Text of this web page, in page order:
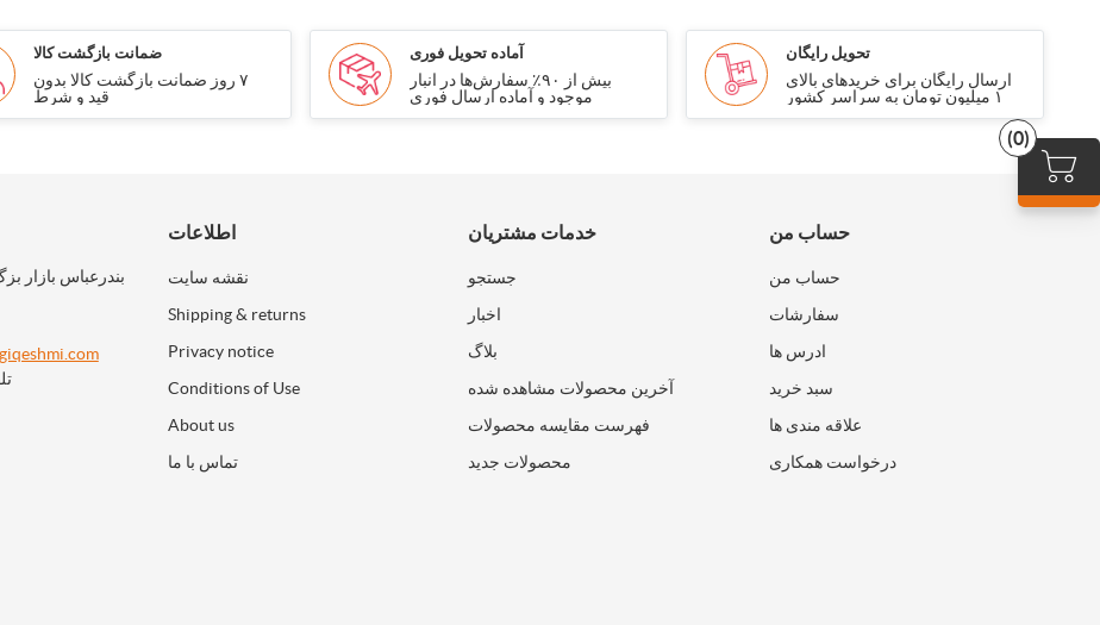
(0)
ضمانت بازگشت کالا
۷ روز ضمانت بازگشت کالا بدون
قید و شرط
آماده تحویل فوری
بیش از ۹۰٪ سفارش‌ها در انبار
موجود و آماده ارسال فوری
تحویل رایگان
ارسال رایگان برای خریدهای بالای
۱ میلیون تومان به سراسر کشور
بندرعباس بازار
اطلاعات
نقشه سایت
Shipping & returns
Privacy notice
Conditions of Use
About us
تماس با ما
خدمات مشتریان
جستجو
اخبار
بلاگ
آخرین محصولات مشاهده شده
فهرست مقایسه محصولات
محصولات جدید
حساب من
حساب من
سفارشات
ادرس ها
سبد خرید
علاقه مندی ها
درخواست همکاری